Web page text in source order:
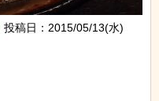
投稿日：2015/05/13(水)